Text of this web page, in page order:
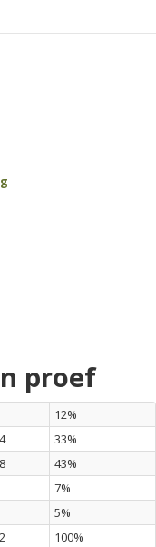
proef
12%
33%
43%
7%
5%
100%